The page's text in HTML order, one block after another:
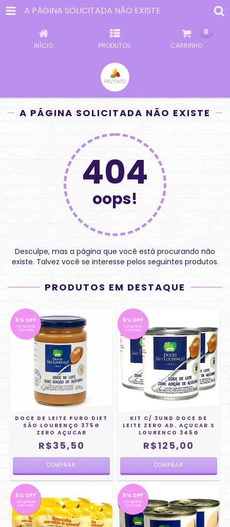
A PÁGINA SOLICITADA NÃO EXISTE
INÍCIO PRODUTOS CARRINHO
0
A PÁGINA SOLICITADA NÃO EXISTE
404
oops!
Desculpe, mas a página que você está procurando não
existe. Talvez você se interesse pelos seguintes produtos.
PRODUTOS EM DESTAQUE
5% OFF
comprando
3 ou mais
DOCE DE LEITE PURO DIET
SÃO LOURENÇO 375G
ZERO AÇUCAR
R$35,50
5% OFF
comprando
3 ou mais
KIT C/ 3UND DOCE DE
LEITE ZERO AD. AÇUCAR S
LOURENCO 345G
R$125,00
5% OFF
comprando
3 ou mais
5% OFF
comprando
3 ou mais